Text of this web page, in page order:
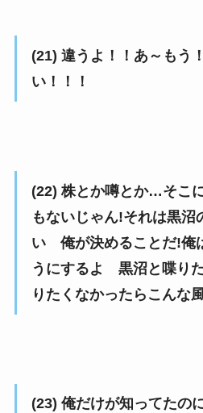
(21) 違うよ！！あ～もう
い！！！
(22) 株とか噂とか…そこ
もないじゃん!それは黒沼
い 俺が決めることだ!俺
うにするよ 黒沼と喋り
りたくなかったらこんな
(23) 俺だけが知ってたの